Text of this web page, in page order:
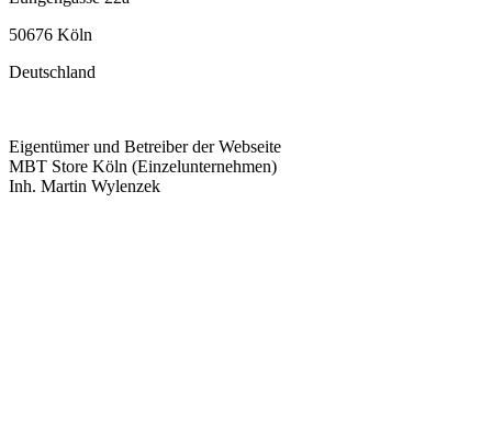
50676 Köln
Deutschland
Eigentümer und Betreiber der Webseite
MBT Store Köln (Einzelunternehmen)
Inh. Martin Wylenzek